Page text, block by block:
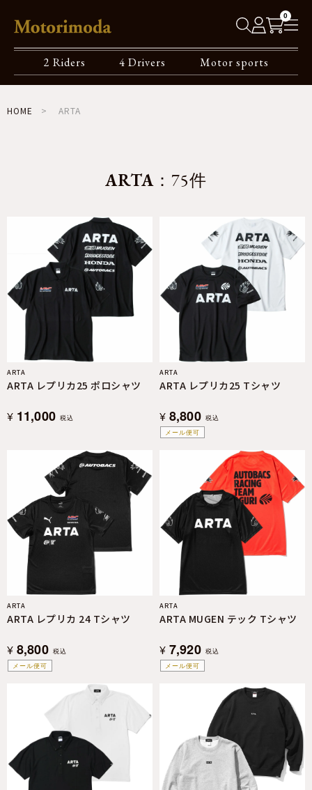
0
2 Riders 4 Drivers Motor sports
HOME ARTA
ARTA ：75件
ARTA
ARTA レプリカ25 ポロシャツ
¥ 11,000 税込
メール便可
ARTA
ARTA レプリカ25 Tシャツ
¥ 8,800 税込
メール便可
ARTA
ARTA レプリカ 24 Tシャツ
¥ 8,800 税込
メール便可
ARTA
ARTA MUGEN テック Tシャツ
¥ 7,920 税込